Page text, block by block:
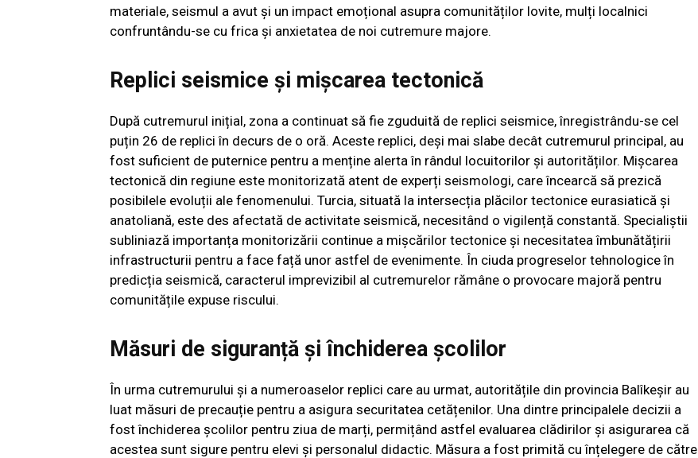
materiale, seismul a avut și un impact emoțional asupra comunităților lovite, mulți localnici
confruntându-se cu frica și anxietatea de noi cutremure majore.
Replici seismice și mișcarea tectonică
După cutremurul inițial, zona a continuat să fie zguduită de replici seismice, înregistrându-se cel
puțin 26 de replici în decurs de o oră. Aceste replici, deși mai slabe decât cutremurul principal, au
fost suficient de puternice pentru a menține alerta în rândul locuitorilor și autorităților. Mișcarea
tectonică din regiune este monitorizată atent de experți seismologi, care încearcă să prezică
posibilele evoluții ale fenomenului. Turcia, situată la intersecția plăcilor tectonice eurasiatică și
anatoliană, este des afectată de activitate seismică, necesitând o vigilență constantă. Specialiștii
subliniază importanța monitorizării continue a mișcărilor tectonice și necesitatea îmbunătățirii
infrastructurii pentru a face față unor astfel de evenimente. În ciuda progreselor tehnologice în
predicția seismică, caracterul imprevizibil al cutremurelor rămâne o provocare majoră pentru
comunitățile expuse riscului.
Măsuri de siguranță și închiderea școlilor
În urma cutremurului și a numeroaselor replici care au urmat, autoritățile din provincia Balîkeșir au
luat măsuri de precauție pentru a asigura securitatea cetățenilor. Una dintre principalele decizii a
fost închiderea școlilor pentru ziua de marți, permițând astfel evaluarea clădirilor și asigurarea că
acestea sunt sigure pentru elevi și personalul didactic. Măsura a fost primită cu înțelegere de către